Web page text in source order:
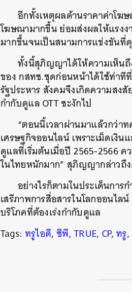
อีกทั้งเหตุผลด้านราคาค่าโฆ
โฆษณามากขึ้น ย่อมส่งผลให้แรง
มากขึ้นจนเป็นสนามการแข่งขันที่
ทั้งนี้สุภิญญาได้ให้ความเห็น
ของ กสทช.ชุดก่อนหน้าได้ใช้ท่าที
รัฐประหาร สังคมจึงเกิดความสง
กำกับดูแล OTT ชะงักไป
“ตอนนี้เวลาผ่านมาแล้วกว่า
เศรษฐกิจออนไลน์ เพราะเม็ดเงิ
ดูแลที่เริ่มต้นเมื่อปี 2565-2566 ค
ในไทยหนักมาก” สุภิญญากล่าวถึ
อย่างไรก็ตามในประเด็นกา
เสรีภาพการสื่อสารในโลกออนไ
บริโภคที่ต้องเร่งกำกับดูแล
Tags: ทรูไอดี, ซีพี,TRUE, CP,ทรู,